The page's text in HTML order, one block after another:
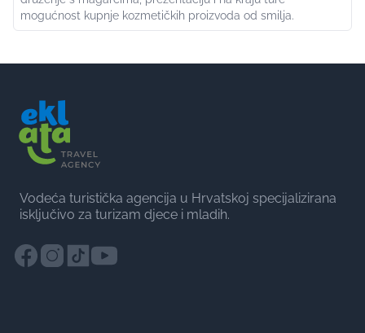
mogućnost kupnje kozmetičkih proizvoda od smilja.
Vodeća turistička agencija u Hrvatskoj specijalizirana
isključivo za turizam djece i mladih.